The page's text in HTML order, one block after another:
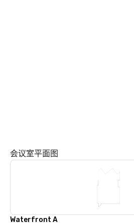
会议室平面图
Waterfront A